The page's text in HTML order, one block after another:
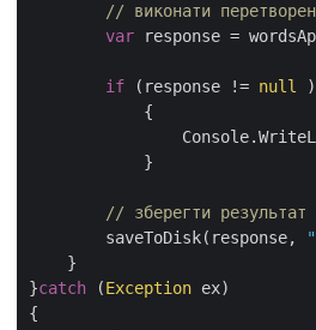
// виконати
var response =
if (response != null
)
            {
            }
// зберегти результат
        saveToDisk(response,
    }
}catch (Exception ex)
{